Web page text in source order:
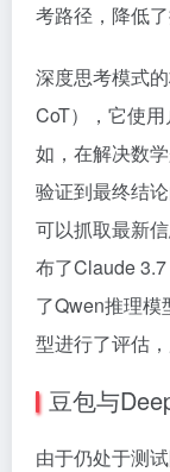
考路径，降低了
深度思考模式
CoT），它使
如，在解决数
验证到最终结
可以抓取最新
布了Claude
了Qwen推理模
型进行了评估
豆包与
由于仍处于测